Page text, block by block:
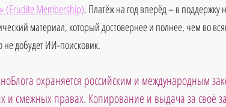
(Erudite Membership). Платёж на год вперёд – в поддержку
материал, который достовернее и полнее, чем во
добудет ИИ-поисковик.
охраняется российским и международным
и смежных правах. Копирование и выдача за своё